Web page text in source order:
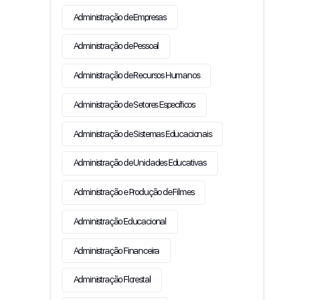
Administração de Empresas
Administração de Pessoal
Administração de Recursos Humanos
Administração de Setores Específicos
Administração de Sistemas Educacionais
Administração de Unidades Educativas
Administração e Produção de Filmes
Administração Educacional
Administração Financeira
Administração Florestal